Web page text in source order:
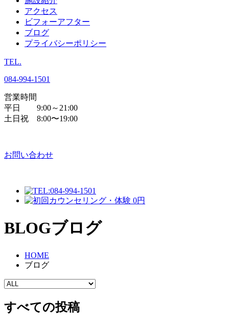
アクセス
ビフォーアフター
ブログ
プライバシーポリシー
TEL.
084-994-1501
営業時間
平日 9:00～21:00
土日祝 8:00〜19:00
お問い合わせ
BLOGブログ
HOME
ブログ
すべての投稿